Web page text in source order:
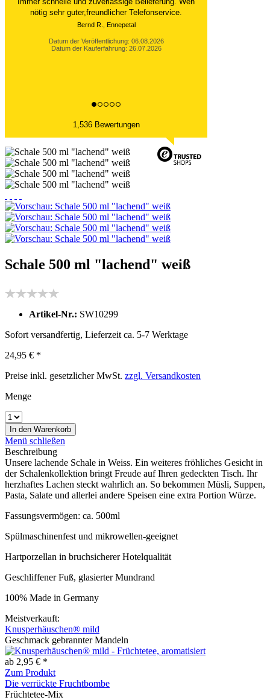
nötig sehr guter,freundlicher Telefonservice.
Bernd R., Ennepetal
Datum der Veröffentlichung: 06.08.2026
Datum der Kauferfahrung: 26.07.2026
1,536 Bewertungen
Schale 500 ml "lachend" weiß
Artikel-Nr.: SW10299
Sofort versandfertig, Lieferzeit ca. 5-7 Werktage
24,95 € *
Preise inkl. gesetzlicher MwSt. zzgl. Versandkosten
Menge
In den Warenkorb
Menü schließen
Beschreibung
Unsere lachende Schale in Weiss. Ein weiteres fröhliches Gesicht in
der Schalenkollektion bringt Freude auf Ihren gedeckten Tisch. Ihr
herzhaftes Lachen steckt wahrlich an. So bekommen Müsli, Suppen,
Pasta, Salate und allerlei andere Speisen eine extra Portion Würze.
Fassungsvermögen: ca. 500ml
Spülmaschinenfest und mikrowellen-geeignet
Hartporzellan in bruchsicherer Hotelqualität
Geschliffener Fuß, glasierter Mundrand
100% Made in Germany
Meistverkauft:
Knusperhäuschen® mild
Geschmack gebrannter Mandeln
ab 2,95 € *
Zum Produkt
Die verrückte Fruchtbombe
Früchtetee-Mix